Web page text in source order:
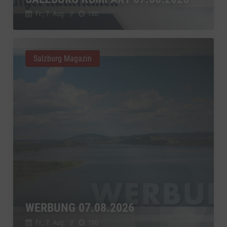
Fr., 7. Aug. // 180
WERBUNG 07.08.2026
Salzburg Magazin
Google Ireland Limited, Irland